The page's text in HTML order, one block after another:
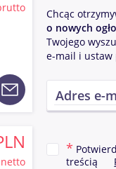
netto
Chcąc
o nowych
Twojego
e-mail i ustaw
treścią